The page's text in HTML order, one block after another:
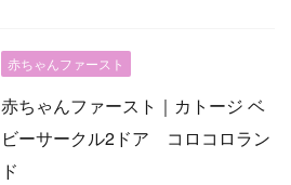
赤ちゃんファースト
赤ちゃんファースト｜カトージ ベ
ビーサークル2ドア コロコロラン
ド